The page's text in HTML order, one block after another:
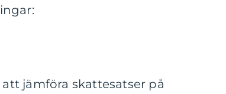
jämföra skattesatser på